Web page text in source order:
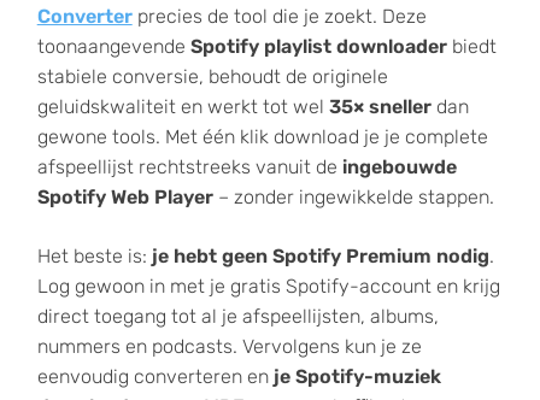
Converterprecies de tool die je zoekt. Deze
toonaangevende Spotify playlist downloaderbiedt
stabiele conversie, behoudt de originele
geluidskwaliteit en werkt tot wel 35× snellerdan
gewone tools. Met één klik download je je complete
afspeellijst rechtstreeks vanuit de ingebouwde
Spotify Web Player– zonder ingewikkelde stappen.
Het beste is: je hebt geen Spotify Premium nodig.
Log gewoon in met je gratis Spotify-account en krijg
direct toegang tot al je afspeellijsten, albums,
nummers en podcasts. Vervolgens kun je ze
eenvoudig converteren en je Spotify-muziek